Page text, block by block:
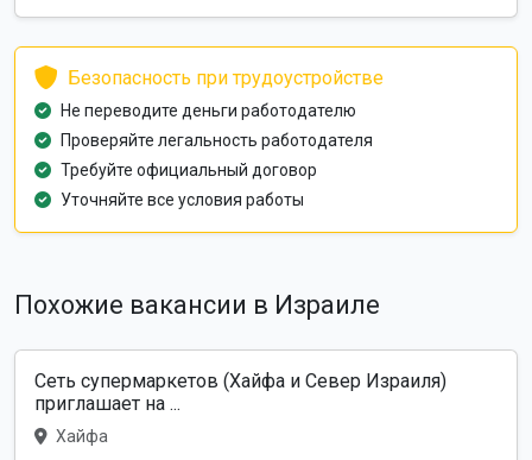
Безопасность при трудоустройстве
Не переводите деньги работодателю
Проверяйте легальность работодателя
Требуйте официальный договор
Уточняйте все условия работы
Похожие вакансии в Израиле
Сеть супермаркетов (Хайфа и Север Израиля)
приглашает на ...
Хайфа